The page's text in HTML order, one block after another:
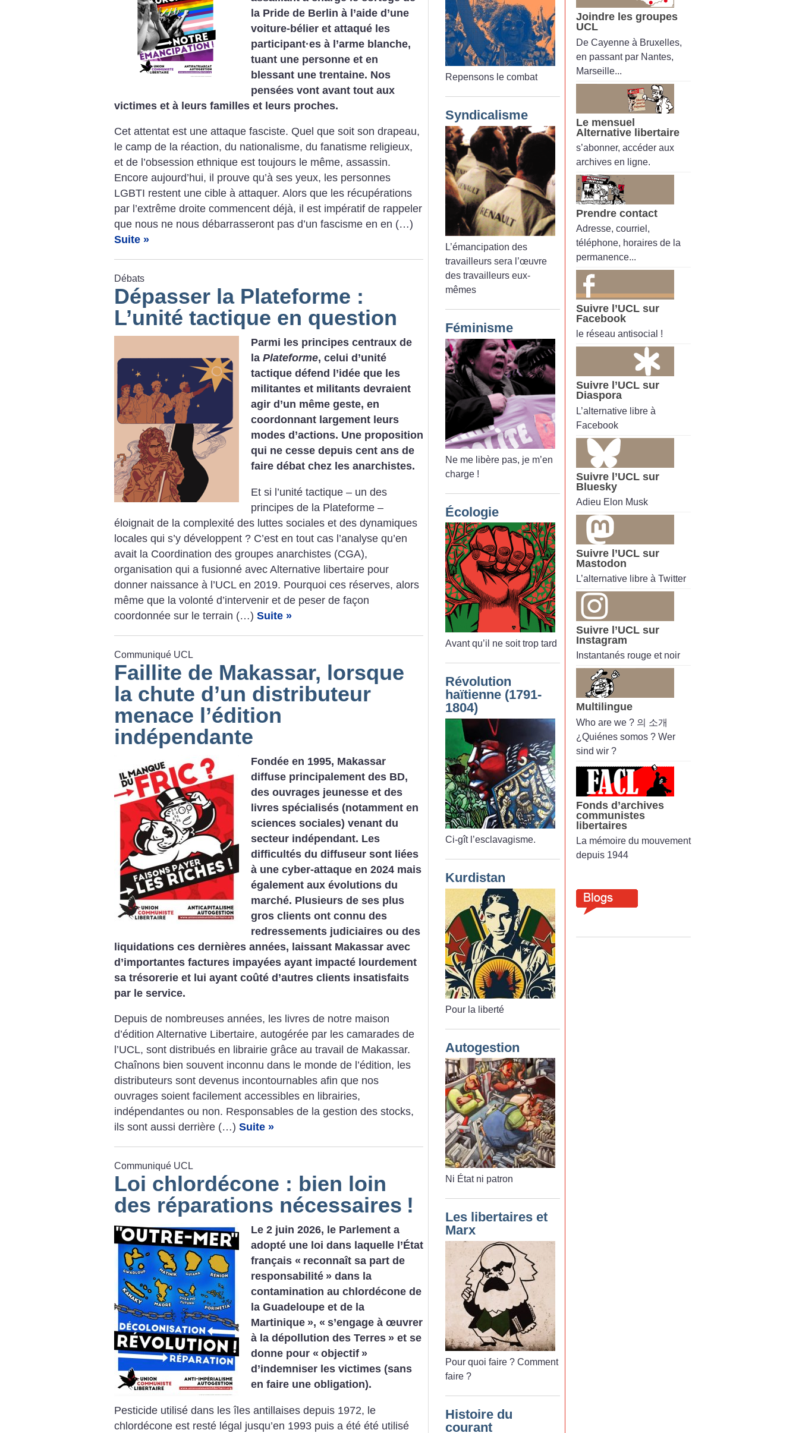
la Pride de Berlin à l’aide d’une
voiture-bélier et attaqué les
participant·es à l’arme blanche,
tuant une personne et en
blessant une trentaine. Nos
pensées vont avant tout aux
victimes et à leurs familles et leurs proches.
Cet attentat est une attaque fasciste. Quel que soit son drapeau,
le camp de la réaction, du nationalisme, du fanatisme religieux,
et de l’obsession ethnique est toujours le même, assassin.
Encore aujourd’hui, il prouve qu’à ses yeux, les personnes
LGBTI restent une cible à attaquer. Alors que les récupérations
par l’extrême droite commencent déjà, il est impératif de rappeler
que nous ne nous débarrasseront pas d’un fascisme en en (…)
Suite »
Débats
Dépasser la Plateforme :
L’unité tactique en question
Parmi les principes centraux de
la Plateforme, celui d’unité
tactique défend l’idée que les
militantes et militants devraient
agir d’un même geste, en
coordonnant largement leurs
modes d’actions. Une proposition
qui ne cesse depuis cent ans de
faire débat chez les anarchistes.
Et si l’unité tactique – un des
principes de la Plateforme –
éloignait de la complexité des luttes sociales et des dynamiques
locales qui s’y développent ? C’est en tout cas l’analyse qu’en
avait la Coordination des groupes anarchistes (CGA),
organisation qui a fusionné avec Alternative libertaire pour
donner naissance à l’UCL en 2019. Pourquoi ces réserves, alors
même que la volonté d’intervenir et de peser de façon
coordonnée sur le terrain (…) Suite »
Communiqué UCL
Faillite de Makassar, lorsque
la chute d’un distributeur
menace l’édition
indépendante
Fondée en 1995, Makassar
diffuse principalement des BD,
des ouvrages jeunesse et des
livres spécialisés (notamment en
sciences sociales) venant du
secteur indépendant. Les
difficultés du diffuseur sont liées
à une cyber-attaque en 2024 mais
également aux évolutions du
marché. Plusieurs de ses plus
gros clients ont connu des
redressements judiciaires ou des
liquidations ces dernières années, laissant Makassar avec
d’importantes factures impayées ayant impacté lourdement
sa trésorerie et lui ayant coûté d’autres clients insatisfaits
par le service.
Depuis de nombreuses années, les livres de notre maison
d’édition Alternative Libertaire, autogérée par les camarades de
l’UCL, sont distribués en librairie grâce au travail de Makassar.
Chaînons bien souvent inconnu dans le monde de l’édition, les
distributeurs sont devenus incontournables afin que nos
ouvrages soient facilement accessibles en librairies,
indépendantes ou non. Responsables de la gestion des stocks,
ils sont aussi derrière (…) Suite »
Communiqué UCL
Loi chlordécone : bien loin
des réparations nécessaires !
Le 2 juin 2026, le Parlement a
adopté une loi dans laquelle l’État
français « reconnaît sa part de
responsabilité » dans la
contamination au chlordécone de
la Guadeloupe et de la
Martinique », « s’engage à œuvrer
à la dépollution des Terres » et se
donne pour « objectif »
d’indemniser les victimes (sans
en faire une obligation).
Pesticide utilisé dans les îles antillaises depuis 1972, le
chlordécone est resté légal jusqu’en 1993 puis a été été utilisé
Repensons le combat
Syndicalisme
L’émancipation des
travailleurs sera l’œuvre
des travailleurs eux-
mêmes
Féminisme
Ne me libère pas, je m’en
charge !
Écologie
Avant qu’il ne soit trop tard
Révolution
haïtienne (1791-
1804)
Ci-gît l’esclavagisme.
Kurdistan
Pour la liberté
Autogestion
Ni État ni patron
Les libertaires et
Marx
Pour quoi faire ? Comment
faire ?
Histoire du
courant
Joindre les groupes
UCL
De Cayenne à Bruxelles,
en passant par Nantes,
Marseille...
Le mensuel
Alternative libertaire
s’abonner, accéder aux
archives en ligne.
Prendre contact
Adresse, courriel,
téléphone, horaires de la
permanence...
Suivre l’UCL sur
Facebook
le réseau antisocial !
Suivre l’UCL sur
Diaspora
L’alternative libre à
Facebook
Suivre l’UCL sur
Bluesky
Adieu Elon Musk
Suivre l’UCL sur
Mastodon
L’alternative libre à Twitter
Suivre l’UCL sur
Instagram
Instantanés rouge et noir
Multilingue
Who are we ? 의 소개
¿Quiénes somos ? Wer
sind wir ?
Fonds d’archives
communistes
libertaires
La mémoire du mouvement
depuis 1944